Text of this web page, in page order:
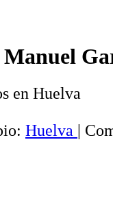
en Huelva
Huelva |